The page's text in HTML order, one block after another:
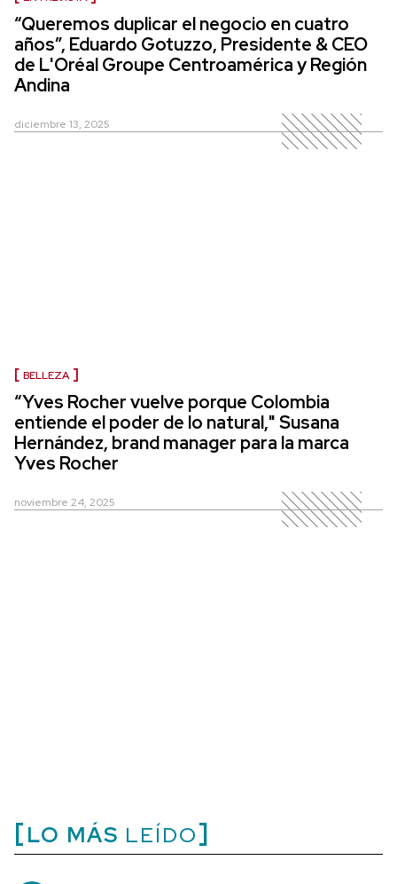
“Queremos duplicar el negocio en cuatro
años”, Eduardo Gotuzzo, Presidente & CEO
de L'Oréal Groupe Centroamérica y Región
Andina
diciembre 13, 2025
BELLEZA
“Yves Rocher vuelve porque Colombia
entiende el poder de lo natural," Susana
Hernández, brand manager para la marca
Yves Rocher
noviembre 24, 2025
LO MÁS LEÍDO